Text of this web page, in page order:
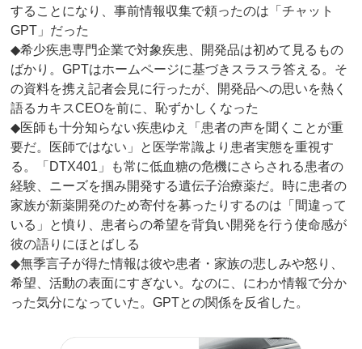
することになり、事前情報収集で頼ったのは「チャット
GPT」だった
◆希少疾患専門企業で対象疾患、開発品は初めて見るもの
ばかり。GPTはホームページに基づきスラスラ答える。そ
の資料を携え記者会見に行ったが、開発品への思いを熱く
語るカキスCEOを前に、恥ずかしくなった
◆医師も十分知らない疾患ゆえ「患者の声を聞くことが重
要だ。医師ではない」と医学常識より患者実態を重視す
る。「DTX401」も常に低血糖の危機にさらされる患者の
経験、ニーズを掴み開発する遺伝子治療薬だ。時に患者の
家族が新薬開発のため寄付を募ったりするのは「間違って
いる」と憤り、患者らの希望を背負い開発を行う使命感が
彼の語りにほとばしる
◆無季言子が得た情報は彼や患者・家族の悲しみや怒り、
希望、活動の表面にすぎない。なのに、にわか情報で分か
った気分になっていた。GPTとの関係を反省した。